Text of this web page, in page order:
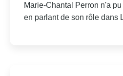
Marie-Chantal Perron n'a
en parlant de son rôle dans